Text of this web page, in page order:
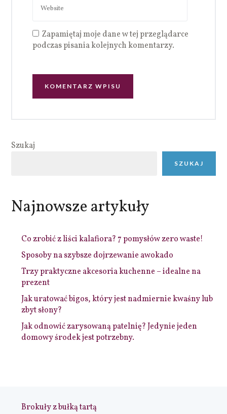
Zapamiętaj moje dane w tej przeglądarce
podczas pisania kolejnych komentarzy.
Szukaj
SZUKAJ
Najnowsze artykuły
Co zrobić z liści kalafiora? 7 pomysłów zero waste!
Sposoby na szybsze dojrzewanie awokado
Trzy praktyczne akcesoria kuchenne – idealne na
prezent
Jak uratować bigos, który jest nadmiernie kwaśny lub
zbyt słony?
Jak odnowić zarysowaną patelnię? Jedynie jeden
domowy środek jest potrzebny.
Brokuły z bułką tartą